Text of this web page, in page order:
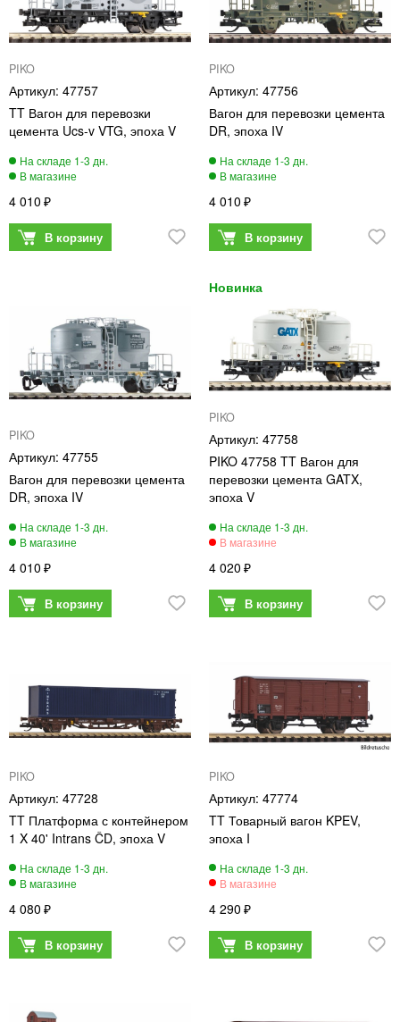
PIKO
47757
TT Вагон для перевозки
цемента Ucs-v VTG, эпоха V
4 010
PIKO
47756
Вагон для перевозки цемента
DR, эпоха IV
4 010
PIKO
47755
Вагон для перевозки цемента
DR, эпоха IV
4 010
PIKO
47758
PIKO 47758 TT Вагон для
перевозки цемента GATX,
эпоха V
4 020
PIKO
47728
TT Платформа с контейнером
1 X 40' Intrans ČD, эпоха V
4 080
PIKO
47774
TT Товарный вагон KPEV,
эпоха I
4 290